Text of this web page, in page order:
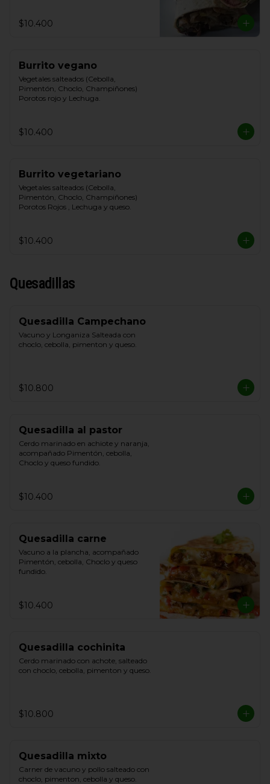
$10.400
Burrito vegano
Vegetales salteados (Cebolla,
Pimentón, Choclo, Champiñones)
Porotos rojo y Lechuga.
$10.400
Burrito vegetariano
Vegetales salteados (Cebolla,
Pimentón, Choclo, Champiñones)
Porotos Rojos , Lechuga y queso.
$10.400
Quesadillas
Quesadilla Campechano
Vacuno y Longaniza Salteada con
choclo, cebolla, pimenton y queso.
$10.800
Quesadilla al pastor
Cerdo marinado en achiote y naranja,
acompañado Pimentón, cebolla,
Choclo y queso fundido.
$10.400
Quesadilla carne
Vacuno a la plancha, acompañado
Pimentón, cebolla, Choclo y queso
fundido.
$10.400
Quesadilla cochinita
Cerdo marinado con achote, salteado
con choclo, cebolla, pimenton y queso.
$10.800
Quesadilla mixto
Carner de vacuno y pollo salteado con
choclo, pimenton, cebolla y queso.